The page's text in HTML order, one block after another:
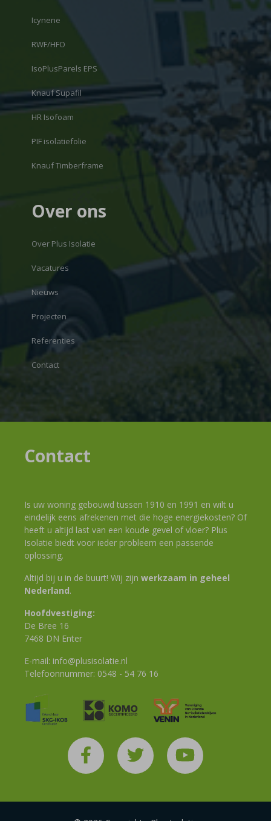
Icynene
RWF/HFO
IsoPlusParels EPS
Knauf Supafil
HR Isofoam
PIF isolatiefolie
Knauf Timberframe
Over ons
Over Plus Isolatie
Vacatures
Nieuws
Projecten
Referenties
Contact
Contact
Is uw woning gebouwd tussen 1910 en 1991 en wilt u
eindelijk eens afrekenen met die hoge energiekosten? Of
heeft u altijd last van een koude gevel of vloer? Plus
Isolatie biedt voor ieder probleem een passende
oplossing.
Altijd bij u in de buurt! Wij zijn werkzaam in geheel
Nederland.
Hoofdvestiging:
De Bree 16
7468 DN Enter
E-mail: info@plusisolatie.nl
Telefoonnummer: 0548 - 54 76 16